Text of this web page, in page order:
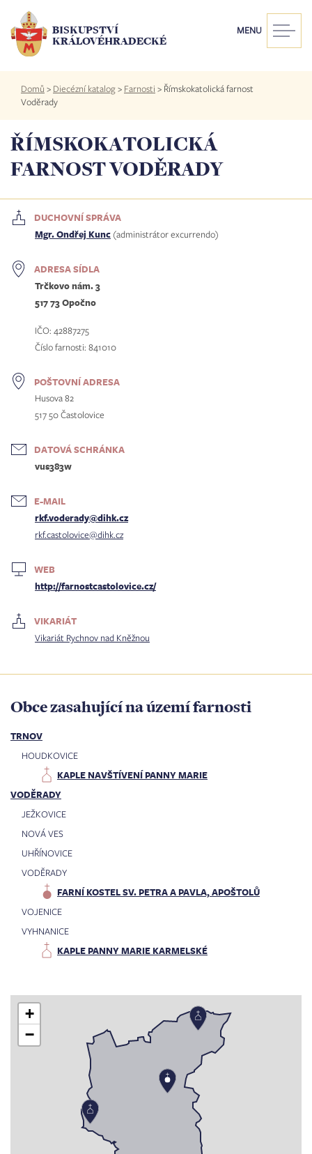
hlavnímu
obsahu
BISKUPSTVÍ
KRÁLOVÉHRADECKÉ
MENU
Drobečková
navigace
Domů > Diecézní katalog> Farnosti > Římskokatolická farnost
Voděrady
ŘÍMSKOKATOLICKÁ
FARNOST VODĚRADY
DUCHOVNÍ SPRÁVA
Mgr. Ondřej Kunc (administrátor excurrendo)
ADRESA SÍDLA
Trčkovo nám. 3
517 73 Opočno
IČO: 42887275
Číslo farnosti: 841010
POŠTOVNÍ ADRESA
Husova 82
517 50 Častolovice
DATOVÁ SCHRÁNKA
vus383w
E-MAIL
rkf.voderady@dihk.cz
rkf.castolovice@dihk.cz
WEB
http://farnostcastolovice.cz/
VIKARIÁT
Vikariát Rychnov nad Kněžnou
Obce zasahující na území farnosti
TRNOV
HOUDKOVICE
KAPLE NAVŠTÍVENÍ PANNY MARIE
VODĚRADY
JEŽKOVICE
NOVÁ VES
UHŘÍNOVICE
VODĚRADY
FARNÍ KOSTEL SV. PETRA A PAVLA, APOŠTOLŮ
VOJENICE
VYHNANICE
KAPLE PANNY MARIE KARMELSKÉ
+
−